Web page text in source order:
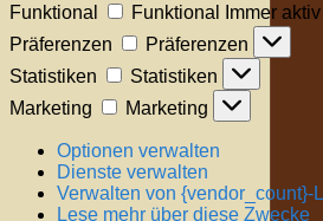
Funktional
Funktional
Immer aktiv
Präferenzen
Präferenzen
Statistiken
Statistiken
Marketing
Marketing
Optionen verwalten
Dienste verwalten
Verwalten von {vendor_count}-
Lese mehr über diese Zwecke